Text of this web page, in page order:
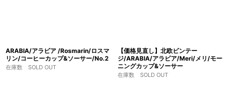
ARABIA/アラビア /Rosmarin/ロスマ
リン/コーヒーカップ&ソーサー/No.2
在庫数 SOLD OUT
【価格見直し】北欧ビンテー
ジ/ARABIA/アラビア/Meri/メリ/モー
ニングカップ&ソーサー
在庫数 SOLD OUT